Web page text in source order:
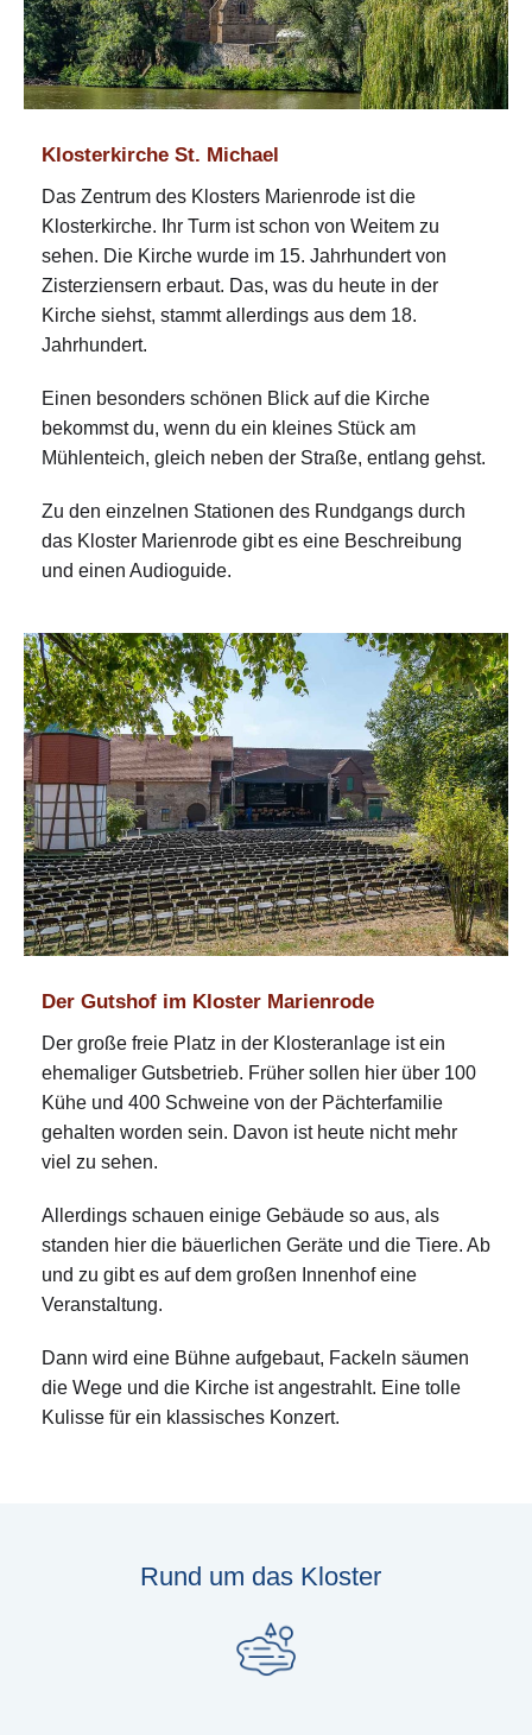
Klosterkirche St. Michael
Das Zentrum des Klosters Marienrode ist die
Klosterkirche. Ihr Turm ist schon von Weitem zu
sehen. Die Kirche wurde im 15. Jahrhundert von
Zisterziensern erbaut. Das, was du heute in der
Kirche siehst, stammt allerdings aus dem 18.
Jahrhundert.
Einen besonders schönen Blick auf die Kirche
bekommst du, wenn du ein kleines Stück am
Mühlenteich, gleich neben der Straße, entlang gehst.
Zu den einzelnen Stationen des Rundgangs durch
das Kloster Marienrode gibt es eine Beschreibung
und einen Audioguide.
Der Gutshof im Kloster Marienrode
Der große freie Platz in der Klosteranlage ist ein
ehemaliger Gutsbetrieb. Früher sollen hier über 100
Kühe und 400 Schweine von der Pächterfamilie
gehalten worden sein. Davon ist heute nicht mehr
viel zu sehen.
Allerdings schauen einige Gebäude so aus, als
standen hier die bäuerlichen Geräte und die Tiere. Ab
und zu gibt es auf dem großen Innenhof eine
Veranstaltung.
Dann wird eine Bühne aufgebaut, Fackeln säumen
die Wege und die Kirche ist angestrahlt. Eine tolle
Kulisse für ein klassisches Konzert.
Rund um das Kloster